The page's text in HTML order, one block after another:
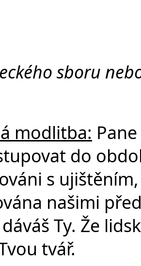
sboru
modlitba:
do
s
našimi
Ty. Že
tvář.